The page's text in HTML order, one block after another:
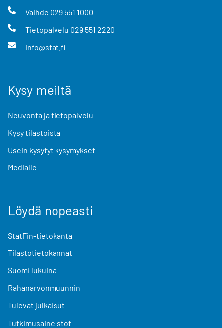
Vaihde 029 551 1000
Tietopalvelu 029 551 2220
info@stat.fi
Kysy meiltä
Neuvonta ja tietopalvelu
Kysy tilastoista
Usein kysytyt kysymykset
Medialle
Löydä nopeasti
StatFin-tietokanta
Tilastotietokannat
Suomi lukuina
Rahanarvonmuunnin
Tulevat julkaisut
Tutkimusaineistot